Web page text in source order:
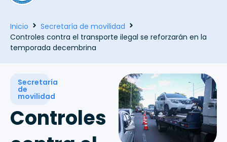
Inicio
Secretaría de movilidad
Controles contra el transporte ilegal se reforzarán en la
temporada decembrina
Secretaría
de
movilidad
Controles